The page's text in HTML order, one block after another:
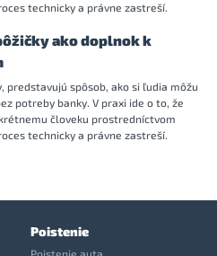
technicky a právne zastreší.
ako doplnok k
predstavujú spôsob, ako si ľudia môžu
potreby banky. V praxi ide o to, že
človeku prostredníctvom
technicky a právne zastreší.
Poistenie
Poistenie auta